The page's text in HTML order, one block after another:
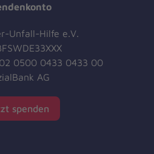
Unfall-Hilfe e.V.
0500 0433 0433 00
AG
spenden